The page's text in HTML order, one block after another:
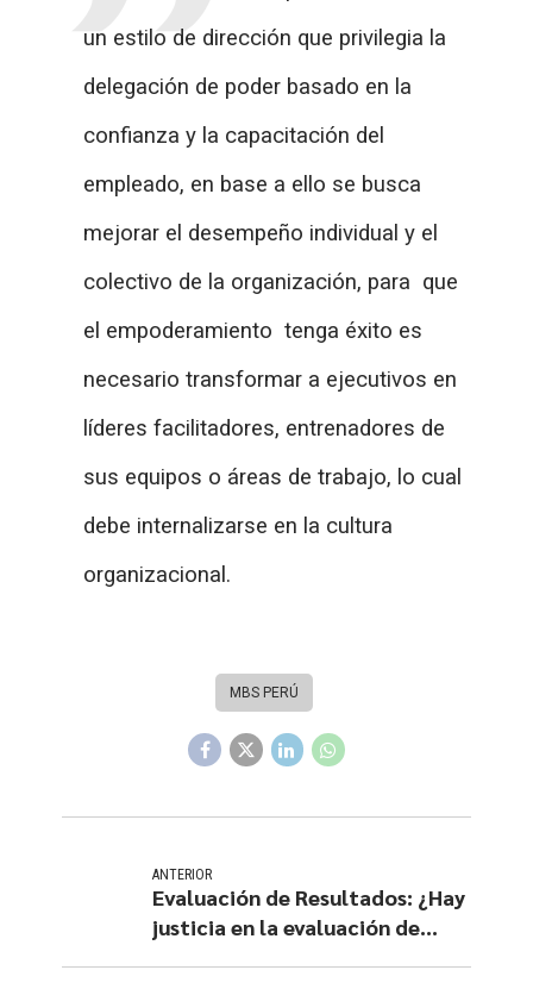
un estilo de dirección que privilegia la
delegación de poder basado en la
confianza y la capacitación del
empleado, en base a ello se busca
mejorar el desempeño individual y el
colectivo de la organización, para que
el empoderamiento tenga éxito es
necesario transformar a ejecutivos en
líderes facilitadores, entrenadores de
sus equipos o áreas de trabajo, lo cual
debe internalizarse en la cultura
organizacional.
MBS PERÚ
ANTERIOR
Evaluación de Resultados: ¿Hay
justicia en la evaluación de